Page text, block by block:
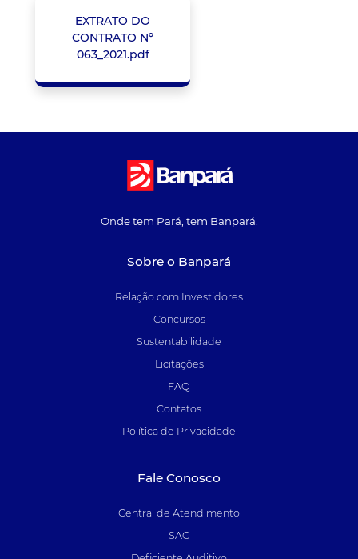
EXTRATO DO
CONTRATO Nº
063_2021.pdf
Onde tem Pará, tem Banpará.
Sobre o Banpará
Relação com Investidores
Concursos
Sustentabilidade
Licitações
FAQ
Contatos
Política de Privacidade
Fale Conosco
Central de Atendimento
SAC